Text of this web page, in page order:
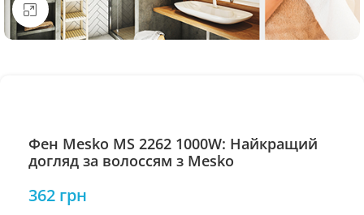
Натисніть, щоб збільшити
Фен Mesko MS 2262 1000W: Найкращий
догляд за волоссям з Mesko
362 грн